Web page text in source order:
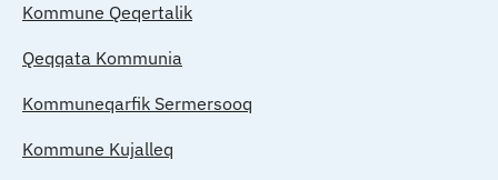
Kommune Qeqertalik
Qeqqata Kommunia
Kommuneqarfik Sermersooq
Kommune Kujalleq